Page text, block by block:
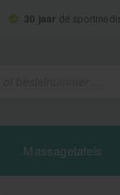
30 jaar dé
Massagetafels